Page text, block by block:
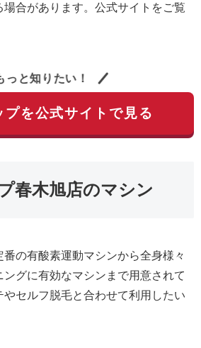
合があります。公式サイトをご覧
っと知りたい！
プを公式サイトで見る
春木旭店のマシン
の有酸素運動マシンから全身様々
グに有効なマシンまで用意されて
セルフ脱毛と合わせて利用したい